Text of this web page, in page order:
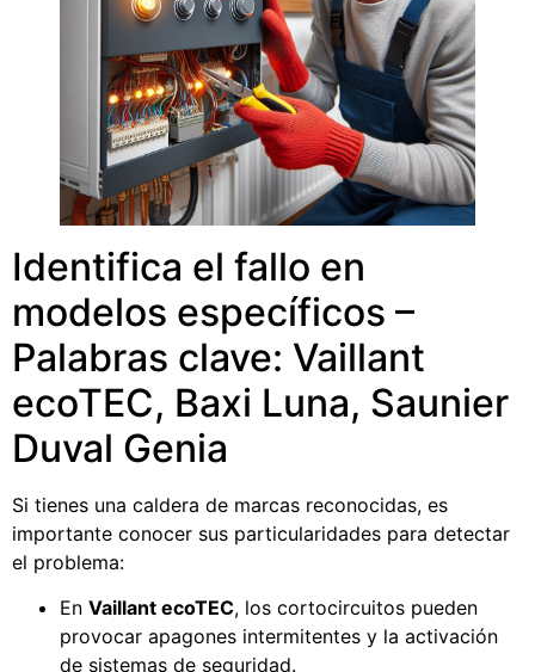
Identifica el fallo en
modelos específicos –
Palabras clave: Vaillant
ecoTEC, Baxi Luna, Saunier
Duval Genia
Si tienes una caldera de marcas reconocidas, es
importante conocer sus particularidades para detectar
el problema:
En Vaillant ecoTEC, los cortocircuitos pueden
provocar apagones intermitentes y la activación
de sistemas de seguridad.